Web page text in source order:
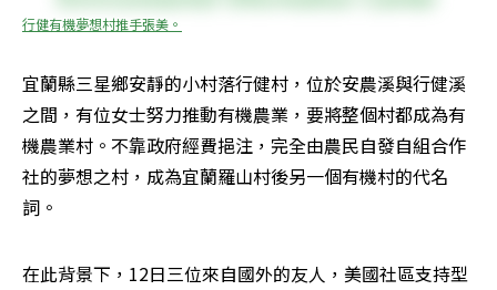
行健有機夢想村推手張美。
宜蘭縣三星鄉安靜的小村落行健村，位於安農溪與行健溪
之間，有位女士努力推動有機農業，要將整個村都成為有
機農業村。不靠政府經費挹注，完全由農民自發自組合作
社的夢想之村，成為宜蘭羅山村後另一個有機村的代名
詞。
在此背景下，12日三位來自國外的友人，美國社區支持型